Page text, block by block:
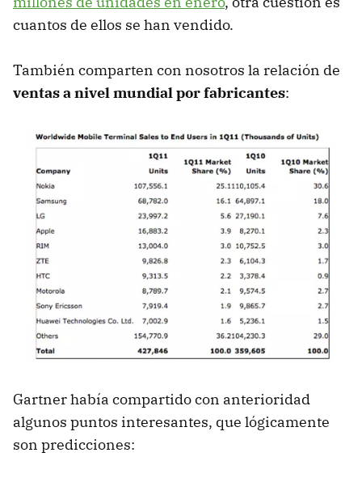
cuantos de ellos se han vendido.
También comparten con nosotros la relación de
ventas a nivel mundial por fabricantes:
Gartner había compartido con anterioridad
algunos puntos interesantes, que lógicamente
son predicciones: